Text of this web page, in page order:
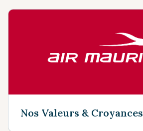
Nos Valeurs & Croyances